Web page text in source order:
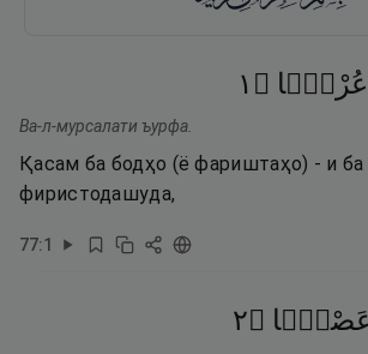
عُرْفًۭا ۝ ١
Ва-л-мурсалати ъурфа.
Қасам ба бодҳо (ё фариштаҳо) - и ба
фиристодашуда,
77:1
۝٢